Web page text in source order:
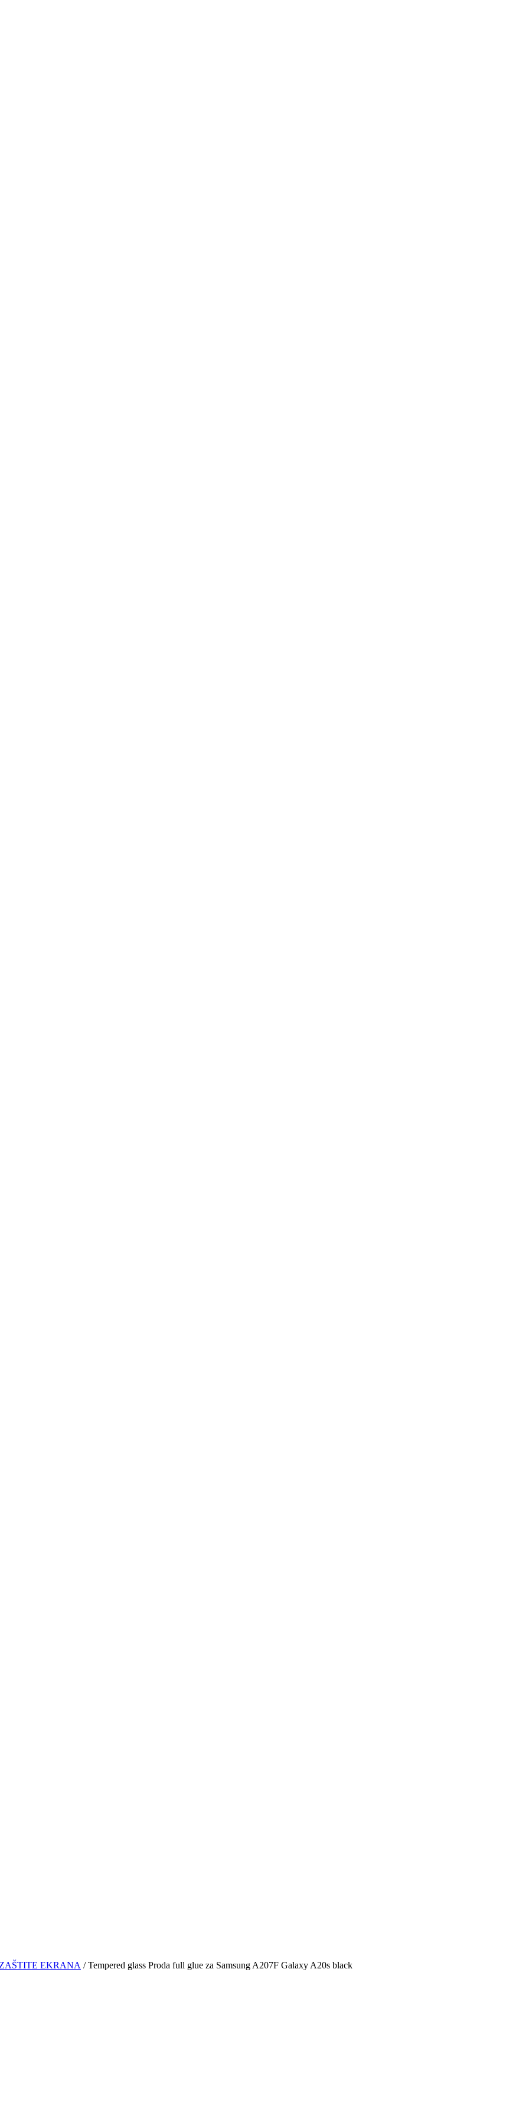
ZAŠTITE EKRANA / Tempered glass Proda full glue za Samsung A207F Galaxy A20s black